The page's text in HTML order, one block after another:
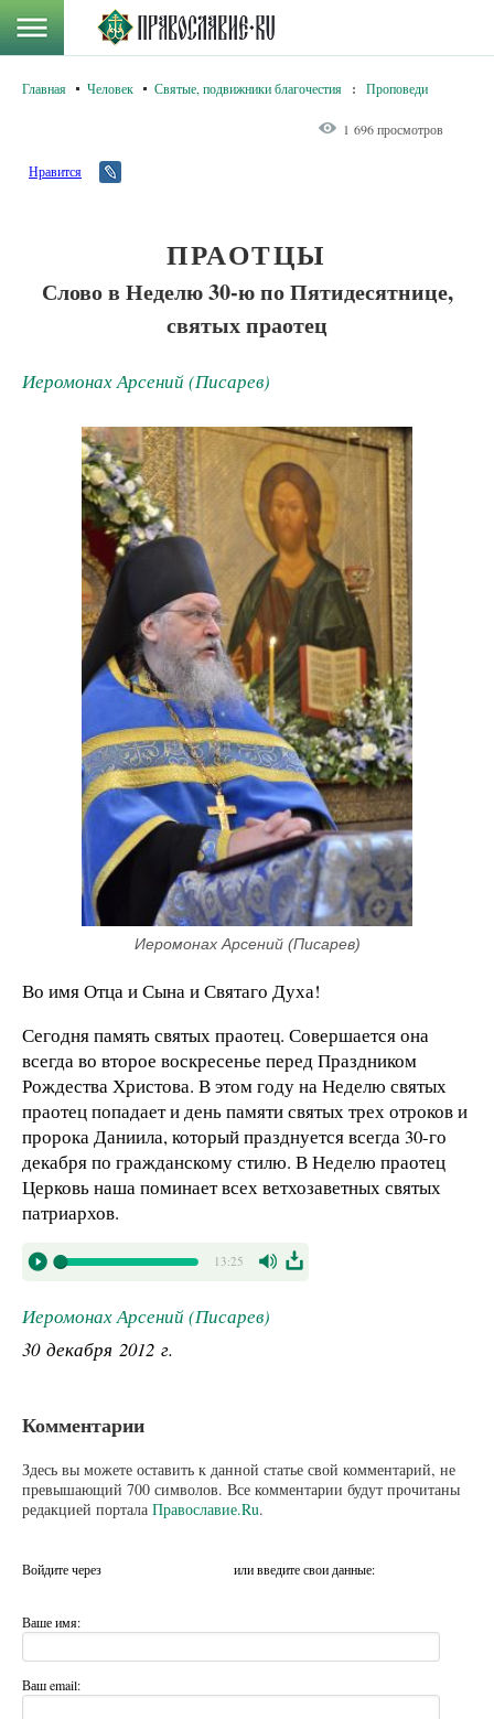
Главная Человек Святые, подвижники благочестия : Проповеди
1 696 просмотров
Нравится
ПРАОТЦЫ
Слово в Неделю 30-ю по Пятидесятнице,
святых праотец
Иеромонах Арсений (Писарев)
Иеромонах Арсений (Писарев)
Во имя Отца и Сына и Святаго Духа!
Сегодня память святых праотец. Совершается она
всегда во второе воскресенье перед Праздником
Рождества Христова. В этом году на Неделю святых
праотец попадает и день памяти святых трех отроков и
пророка Даниила, который празднуется всегда 30-го
декабря по гражданскому стилю. В Неделю праотец
Церковь наша поминает всех ветхозаветных святых
патриархов.
13:25
Иеромонах Арсений (Писарев)
30 декабря 2012 г.
Комментарии
Здесь вы можете оставить к данной статье свой комментарий, не
превышающий 700 символов. Все комментарии будут прочитаны
редакцией портала Православие.Ru.
Войдите через или введите свои данные:
Ваше имя:
Ваш email: